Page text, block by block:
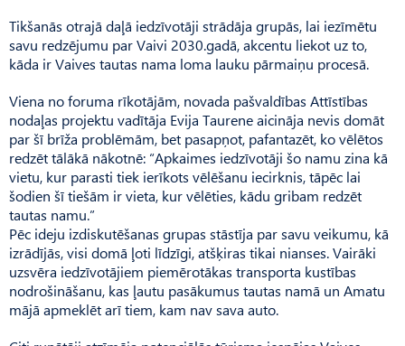
Tikšanās otrajā daļā iedzīvotāji strādāja grupās, lai iezīmētu
savu redzējumu par Vaivi 2030.gadā, akcentu liekot uz to,
kāda ir Vaives tautas nama loma lauku pārmaiņu procesā.
Viena no foruma rīkotājām, novada pašvaldības Attīstības
nodaļas projektu vadītāja Evija Taurene aicināja nevis domāt
par šī brīža problēmām, bet pasapņot, pafantazēt, ko vēlētos
redzēt tālākā nākotnē: “Apkaimes iedzīvotāji šo namu zina kā
vietu, kur parasti tiek ierīkots vēlēšanu iecirknis, tāpēc lai
šodien šī tiešām ir vieta, kur vēlēties, kādu gribam redzēt
tautas namu.”
Pēc ideju izdiskutēšanas grupas stāstīja par savu veikumu, kā
izrādījās, visi domā ļoti līdzīgi, atšķiras tikai nianses. Vairāki
uzsvēra iedzīvotājiem piemērotākas transporta kustības
nodrošināšanu, kas ļautu pasākumus tautas namā un Amatu
mājā apmeklēt arī tiem, kam nav sava auto.